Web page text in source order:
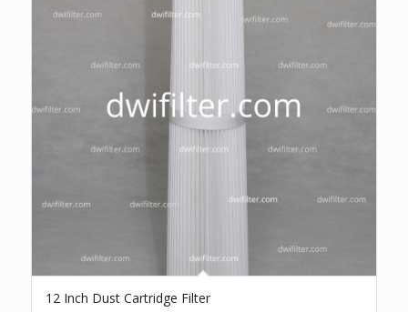
12 Inch Dust Cartridge Filter